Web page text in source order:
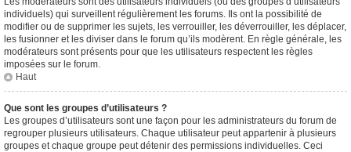
individuels) qui surveillent régulièrement les forums. Ils ont la possibilité de
modifier ou de supprimer les sujets, les verrouiller, les déverrouiller, les déplacer,
les fusionner et les diviser dans le forum qu’ils modèrent. En règle générale, les
modérateurs sont présents pour que les utilisateurs respectent les règles
imposées sur le forum.
Haut
Que sont les groupes d’utilisateurs ?
Les groupes d’utilisateurs sont une façon pour les administrateurs du forum de
regrouper plusieurs utilisateurs. Chaque utilisateur peut appartenir à plusieurs
groupes et chaque groupe peut détenir des permissions individuelles. Ceci